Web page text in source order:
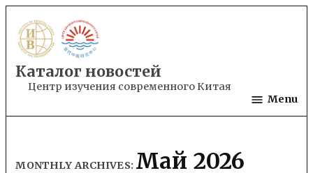
to
content
Каталог новостей
Центр изучения современного Китая
Menu
MONTHLY ARCHIVES: Май 2026